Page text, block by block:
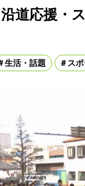
道応援・
生活・話題 ス